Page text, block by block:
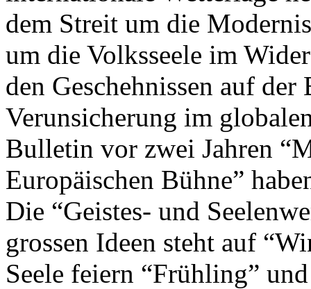
dem Streit um die
um die Volksseele im
den Geschehnissen auf
Verunsicherung im
Bulletin vor zwei Jahren
Europäischen Bühne”
Die “Geistes- und
grossen Ideen steht auf
Seele feiern “Frühling”